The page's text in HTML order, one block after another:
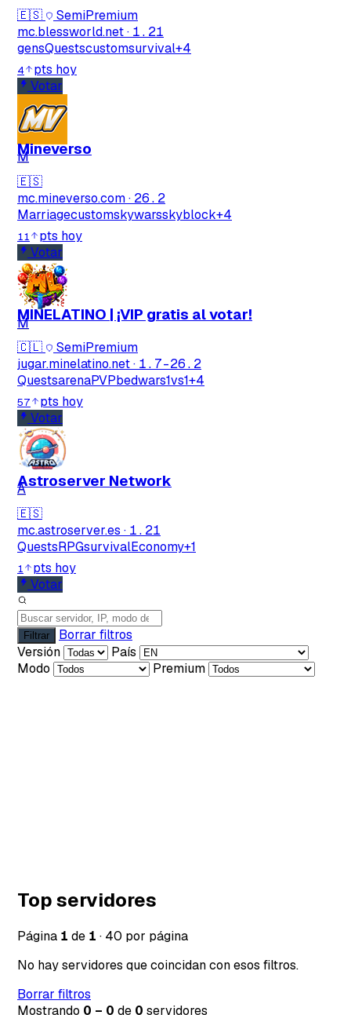
🇪🇸
SemiPremium
mc.blessworld.net· 1.21
gensQuestscustomsurvival+4
4
pts hoy
Votar
M
Mineverso
🇪🇸
mc.mineverso.com· 26.2
Marriagecustomskywarsskyblock+4
11
pts hoy
Votar
M
MINELATINO | ¡VIP gratis al votar!
🇨🇱
SemiPremium
jugar.minelatino.net· 1.7-26.2
QuestsarenaPVPbedwars1vs1+4
57
pts hoy
Votar
A
Astroserver Network
🇪🇸
mc.astroserver.es · 1.21
QuestsRPGsurvivalEconomy+1
1
pts hoy
Votar
Filtrar
Borrar filtros
Versión
País
Modo
Premium
Top servidores
Página 1 de 1 · 40 por página
No hay servidores que coincidan con esos filtros.
Borrar filtros
Mostrando 0 – 0 de 0 servidores